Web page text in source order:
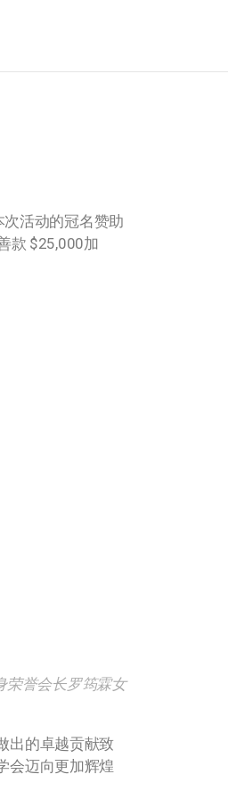
活动的冠名赞助
款 $25,000加
荣誉会长罗筠霖女
出的卓越贡献致
会迈向更加辉煌